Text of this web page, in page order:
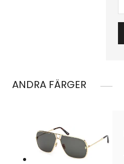
ANDRA FÄRGER